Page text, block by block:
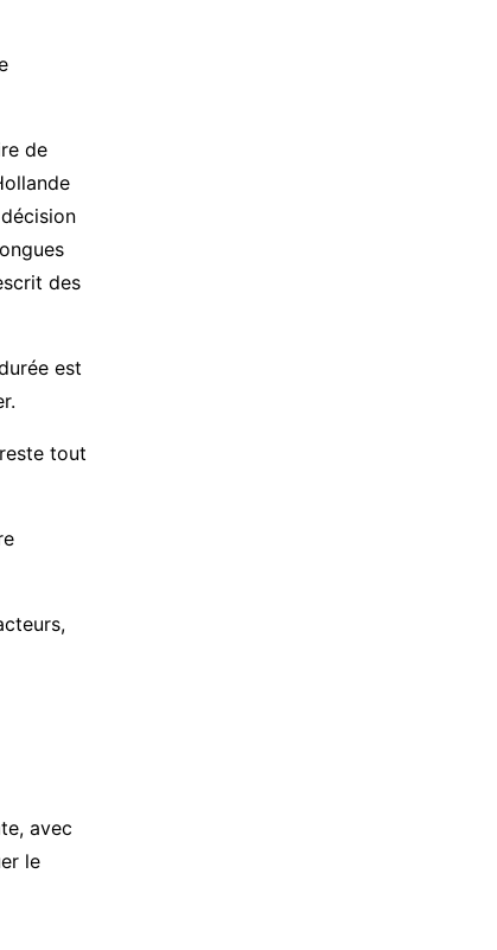
de
des
est
tout
avec
le